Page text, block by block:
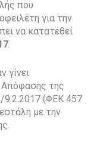
που
για την
να κατατεθεί
γίνει
Απόφασης της
(ΦΕΚ 457
με την